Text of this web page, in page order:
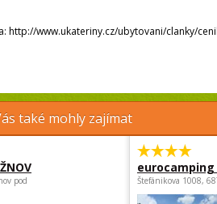
http://www.ukateriny.cz/ubytovani/clanky/
také mohly zajímat
pod
Štefánikova 1008,